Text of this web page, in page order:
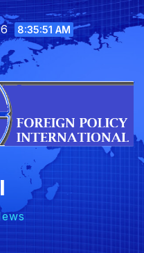
8:35:53 AM